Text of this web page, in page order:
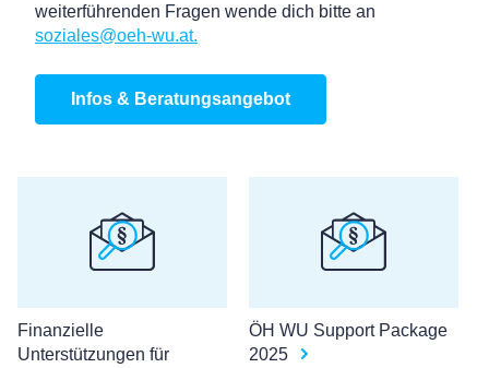
Finanzielle
Unterstützungen für
ÖH WU Support Package
2025
weiterführenden Fragen wende dich bitte an
soziales@oeh-wu.at.
Infos & Beratungsangebot